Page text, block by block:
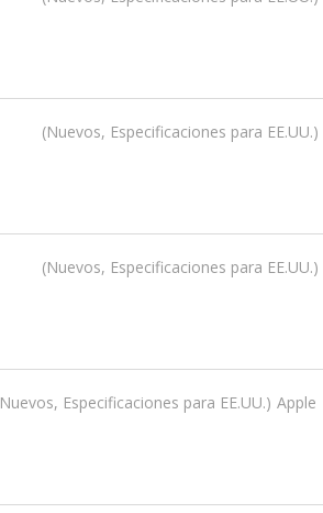
Nuevos, Especificaciones para EE.UU.
Nuevos, Especificaciones para EE.UU.
Nuevos, Especificaciones para EE.UU. Apple